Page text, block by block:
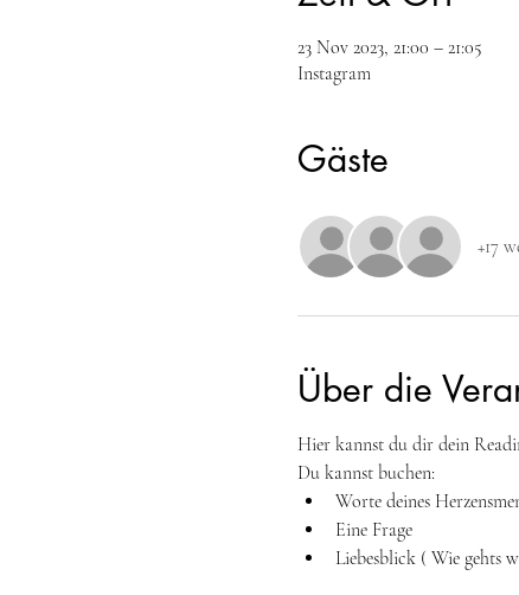
23 Nov 2023, 21:00 – 21:05
Instagram
Gäste
+17
Über die
Hier kannst du dir dein
Du kannst buchen:
Worte deines
Eine Frage
Liebesblick ( Wie gehts